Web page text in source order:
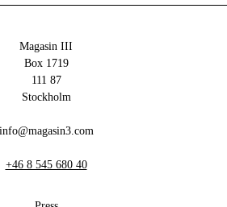
Magasin III
Box 1719
111 87
Stockholm
info@magasin3.com
+46 8 545 680 40